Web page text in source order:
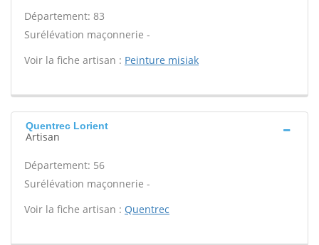
Département: 83
Surélévation maçonnerie -
Voir la fiche artisan : Peinture misiak
Quentrec Lorient
Artisan
Département: 56
Surélévation maçonnerie -
Voir la fiche artisan : Quentrec